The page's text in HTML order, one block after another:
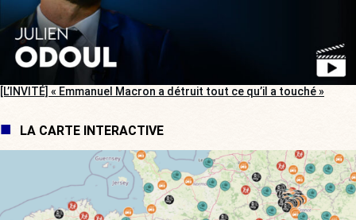
[L’INVITÉ] « Emmanuel Macron a détruit tout ce qu’il a touché »
LA CARTE INTERACTIVE